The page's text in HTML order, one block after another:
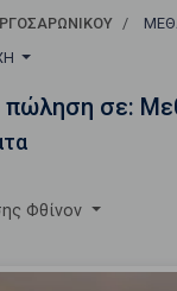
πώληση σε:
Φθίνον